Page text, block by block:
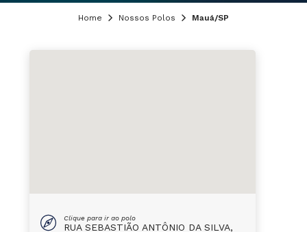
Home Nossos Polos Mauá/SP
Clique para ir ao polo
RUA SEBASTIÃO ANTÔNIO DA SILVA,